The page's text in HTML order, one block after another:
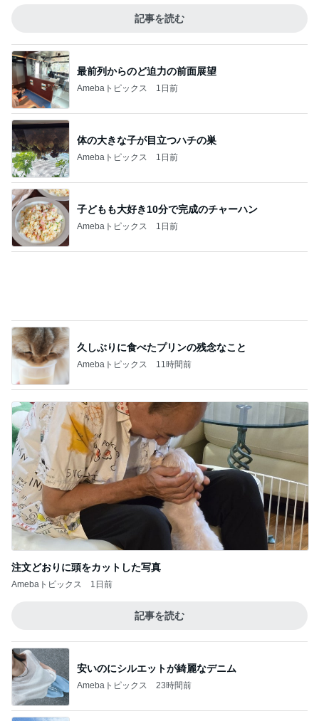
記事を読む
最前列からのど迫力の前面展望
Amebaトピックス 1日前
体の大きな子が目立つハチの巣
Amebaトピックス 1日前
子どもも大好き10分で完成のチャーハン
Amebaトピックス 1日前
久しぶりに食べたプリンの残念なこと
Amebaトピックス 11時間前
注文どおりに頭をカットした写真
Amebaトピックス 1日前
記事を読む
安いのにシルエットが綺麗なデニム
Amebaトピックス 23時間前